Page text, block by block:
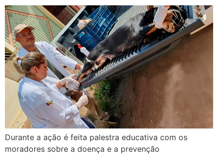
Durante a ação é feita palestra educativa com os
moradores sobre a doença e a prevenção